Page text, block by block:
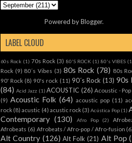
Powered byBlogger.
LABEL CLOUD
60s Rock (1) 70s Rock (3) 80'S ROCK (1) 80's VIBES
Rock (9) 80´s Vibes (3) 80s Rock (78) 80s
90' Rock (8) 90's rock (11) 90´s Rock (13) 90s
(84) Acid Jazz (1) ACOUSTIC (26) Acoustic - Pop
(9) Acoustic Folk (64) acoustic pop (11)
rock (8) acustic (4) acustic rock (3) Acústica Pop (1)
Contemporary (130) Afro Pop (2)
Afrobeats (6) Afrobeats / Afro-pop / Afro-fusion
Alt Country (126) Alt Folk (21) Alt Pop